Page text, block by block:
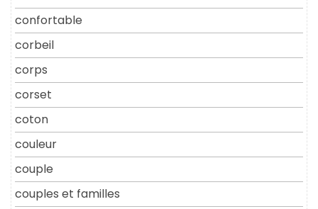
confortable
corbeil
corps
corset
coton
couleur
couple
couples et familles